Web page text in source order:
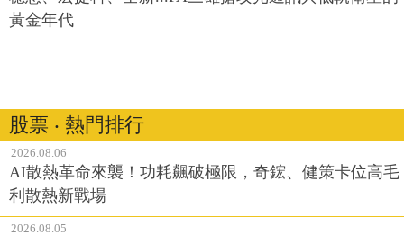
黃金年代
股票 ‧ 熱門排行
2026.08.06
AI散熱革命來襲！功耗飆破極限，奇鋐、健策卡位高毛
利散熱新戰場
2026.08.05